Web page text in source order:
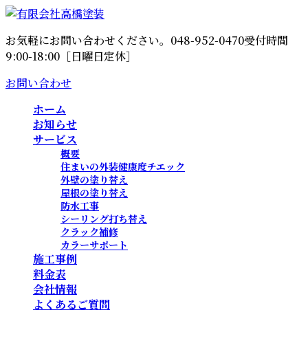
コ
テ
ン
ツ
へ
ナ
ゲ
ー
シ
ョ
お気軽にお問い合わせください。 048-952-0470受付時間
9:00-18:00［日曜日定休］
お問い合わせ
ホーム
お知らせ
サービス
概要
住まいの外装健康度チエック
外壁の塗り替え
屋根の塗り替え
防水工事
シーリング打ち替え
クラック補修
カラーサポート
施工事例
料金表
会社情報
よくあるご質問